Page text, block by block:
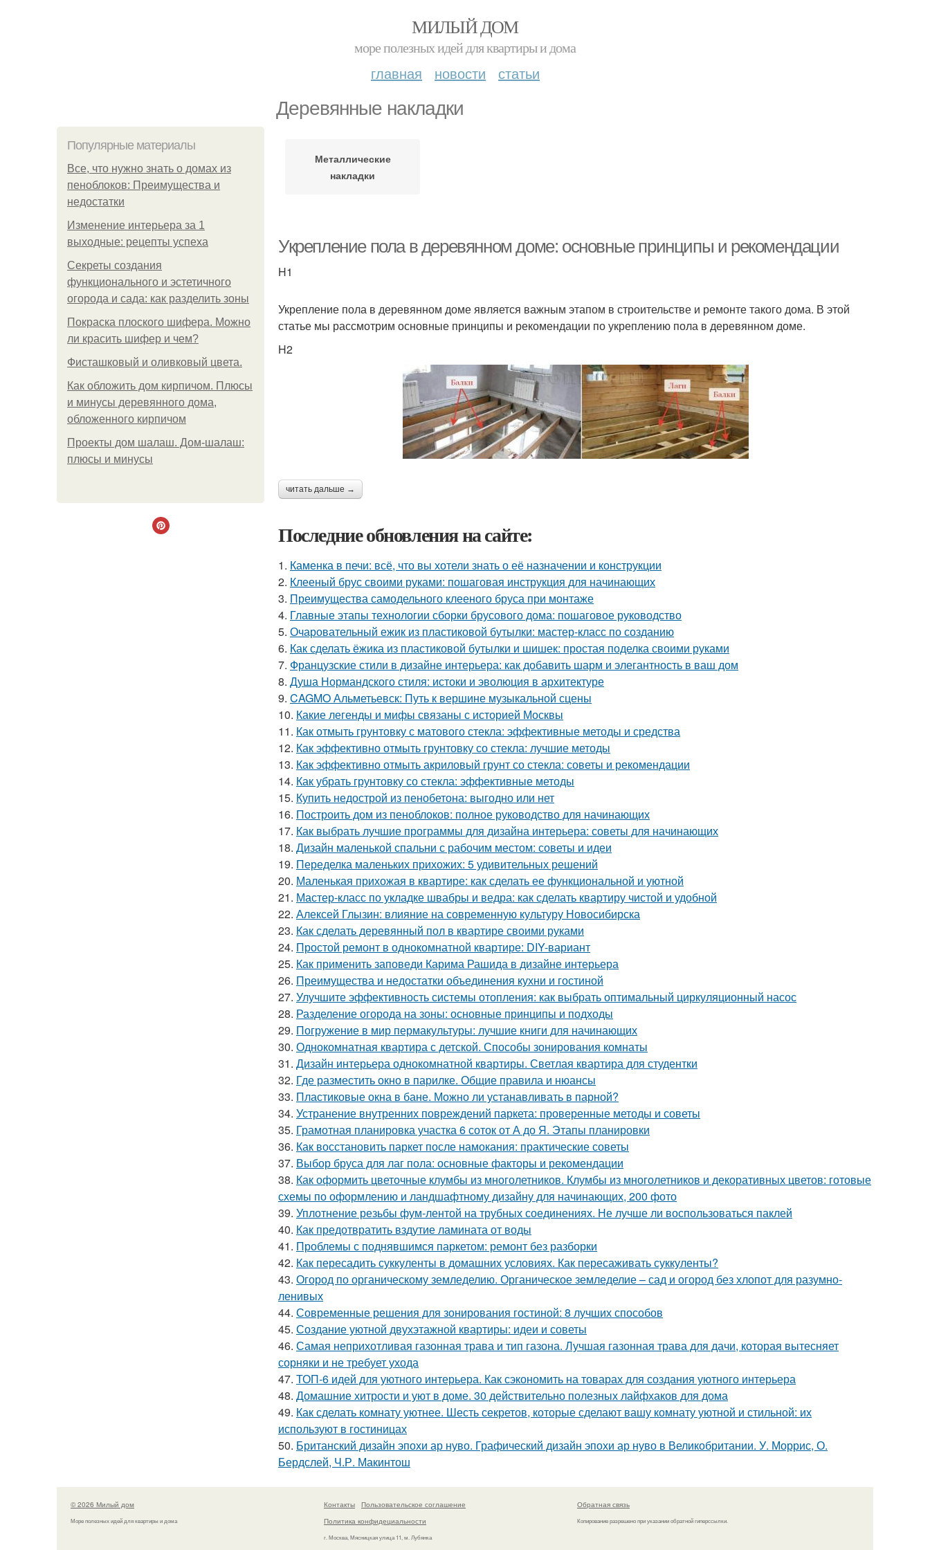
МИЛЫЙ ДОМ
море полезных идей для квартиры и дома
главная новости статьи
Деревянные накладки
Популярные материалы
Все, что нужно знать о домах из
пеноблоков: Преимущества и
недостатки
Изменение интерьера за 1
выходные: рецепты успеха
Секреты создания
функционального и эстетичного
огорода и сада: как разделить зоны
Покраска плоского шифера. Можно
ли красить шифер и чем?
Фисташковый и оливковый цвета.
Как обложить дом кирпичом. Плюсы
и минусы деревянного дома,
обложенного кирпичом
Проекты дом шалаш. Дом-шалаш:
плюсы и минусы
Металлические
накладки
Укрепление пола в деревянном доме: основные принципы и рекомендации
H1
Укрепление пола в деревянном доме является важным этапом в строительстве и ремонте такого дома. В этой
статье мы рассмотрим основные принципы и рекомендации по укреплению пола в деревянном доме.
H2
читать дальше →
Последние обновления на сайте:
1. Каменка в печи: всё, что вы хотели знать о её назначении и конструкции
2. Клееный брус своими руками: пошаговая инструкция для начинающих
3. Преимущества самодельного клееного бруса при монтаже
4. Главные этапы технологии сборки брусового дома: пошаговое руководство
5. Очаровательный ежик из пластиковой бутылки: мастер-класс по созданию
6. Как сделать ёжика из пластиковой бутылки и шишек: простая поделка своими руками
7. Французские стили в дизайне интерьера: как добавить шарм и элегантность в ваш дом
8. Душа Нормандского стиля: истоки и эволюция в архитектуре
9. CAGMO Альметьевск: Путь к вершине музыкальной сцены
10. Какие легенды и мифы связаны с историей Москвы
11. Как отмыть грунтовку с матового стекла: эффективные методы и средства
12. Как эффективно отмыть грунтовку со стекла: лучшие методы
13. Как эффективно отмыть акриловый грунт со стекла: советы и рекомендации
14. Как убрать грунтовку со стекла: эффективные методы
15. Купить недострой из пенобетона: выгодно или нет
16. Построить дом из пеноблоков: полное руководство для начинающих
17. Как выбрать лучшие программы для дизайна интерьера: советы для начинающих
18. Дизайн маленькой спальни с рабочим местом: советы и идеи
19. Переделка маленьких прихожих: 5 удивительных решений
20. Маленькая прихожая в квартире: как сделать ее функциональной и уютной
21. Мастер-класс по укладке швабры и ведра: как сделать квартиру чистой и удобной
22. Алексей Глызин: влияние на современную культуру Новосибирска
23. Как сделать деревянный пол в квартире своими руками
24. Простой ремонт в однокомнатной квартире: DIY-вариант
25. Как применить заповеди Карима Рашида в дизайне интерьера
26. Преимущества и недостатки объединения кухни и гостиной
27. Улучшите эффективность системы отопления: как выбрать оптимальный циркуляционный насос
28. Разделение огорода на зоны: основные принципы и подходы
29. Погружение в мир пермакультуры: лучшие книги для начинающих
30. Однокомнатная квартира с детской. Способы зонирования комнаты
31. Дизайн интерьера однокомнатной квартиры. Светлая квартира для студентки
32. Где разместить окно в парилке. Общие правила и нюансы
33. Пластиковые окна в бане. Можно ли устанавливать в парной?
34. Устранение внутренних повреждений паркета: проверенные методы и советы
35. Грамотная планировка участка 6 соток от А до Я. Этапы планировки
36. Как восстановить паркет после намокания: практические советы
37. Выбор бруса для лаг пола: основные факторы и рекомендации
38. Как оформить цветочные клумбы из многолетников. Клумбы из многолетников и декоративных цветов: готовые
схемы по оформлению и ландшафтному дизайну для начинающих, 200 фото
39. Уплотнение резьбы фум-лентой на трубных соединениях. Не лучше ли воспользоваться паклей
40. Как предотвратить вздутие ламината от воды
41. Проблемы с поднявшимся паркетом: ремонт без разборки
42. Как пересадить суккуленты в домашних условиях. Как пересаживать суккуленты?
43. Огород по органическому земледелию. Органическое земледелие – сад и огород без хлопот для разумно-
ленивых
44. Современные решения для зонирования гостиной: 8 лучших способов
45. Создание уютной двухэтажной квартиры: идеи и советы
46. Самая неприхотливая газонная трава и тип газона. Лучшая газонная трава для дачи, которая вытесняет
сорняки и не требует ухода
47. ТОП-6 идей для уютного интерьера. Как сэкономить на товарах для создания уютного интерьера
48. Домашние хитрости и уют в доме. 30 действительно полезных лайфхаков для дома
49. Как сделать комнату уютнее. Шесть секретов, которые сделают вашу комнату уютной и стильной: их
используют в гостиницах
50. Британский дизайн эпохи ар нуво. Графический дизайн эпохи ар нуво в Великобритании. У. Моррис, О.
Бердслей, Ч.Р. Макинтош
© 2026 Милый дом
Море полезных идей для квартиры и дома
Контакты
Пользовательское соглашение
Политика конфидециальности
г. Москва, Мясницкая улица 11, м. Лубянка
Обратная связь
Копирование разрешено при указании обратной гиперссылки.